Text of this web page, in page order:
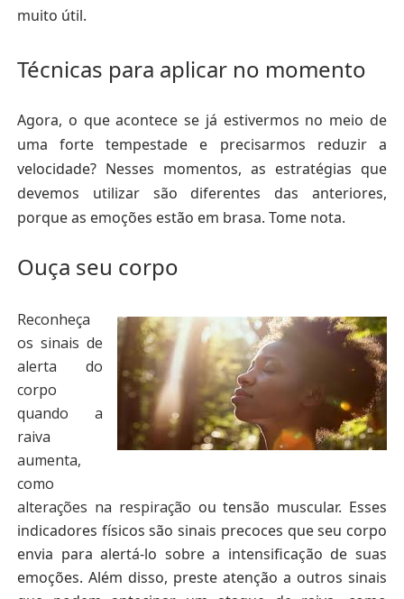
muito útil.
Técnicas para aplicar no momento
Agora, o que acontece se já estivermos no meio de
uma forte tempestade e precisarmos reduzir a
velocidade? Nesses momentos, as estratégias que
devemos utilizar são diferentes das anteriores,
porque as emoções estão em brasa. Tome nota.
Ouça seu corpo
Reconheça
os sinais de
alerta do
corpo
quando a
raiva
aumenta,
como
alterações na respiração ou tensão muscular. Esses
indicadores físicos são sinais precoces que seu corpo
envia para alertá-lo sobre a intensificação de suas
emoções. Além disso, preste atenção a outros sinais